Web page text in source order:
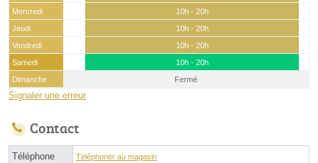
Mercredi
10h - 20h
Jeudi
10h - 20h
Vendredi
10h - 20h
Samedi
10h - 20h
Dimanche
Fermé
Signaler une erreur
Contact
Téléphone Téléphoner au magasin